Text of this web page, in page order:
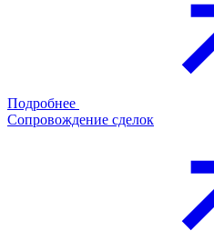
Подробнее
Сопровождение сделок